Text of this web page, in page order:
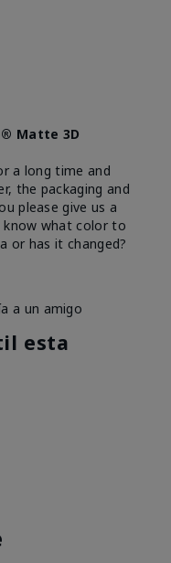
Matte 3D
a long time and
the packaging and
please give us a
know what color to
or has it changed?
a un amigo
esta